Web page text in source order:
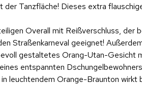
der Tanzfläche! Dieses extra
Overall mit Reißverschluss, der
Straßenkarneval geeignet!
gestaltetes Orang-Utan-Gesicht
entspannten
leuchtendem Orange-Braunton